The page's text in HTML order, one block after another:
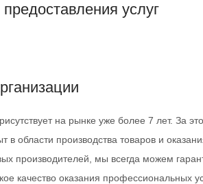
услуг
на рынке уже более 7 лет. За
в области производства товаров и
производителей, мы всегда можем
качество оказания профессиональных